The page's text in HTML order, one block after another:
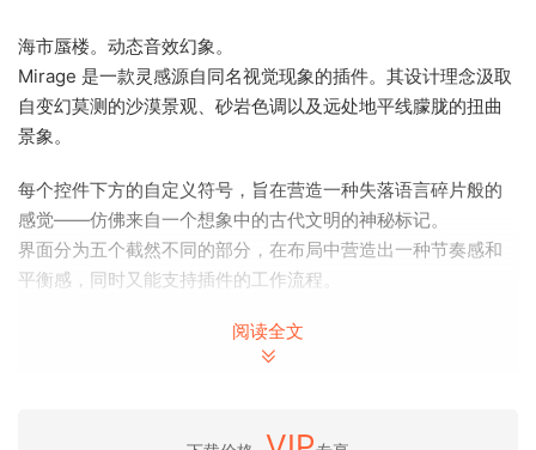
海市蜃楼。动态音效幻象。
Mirage 是一款灵感源自同名视觉现象的插件。其设计理念汲取
自变幻莫测的沙漠景观、砂岩色调以及远处地平线朦胧的扭曲
景象。
每个控件下方的自定义符号，旨在营造一种失落语言碎片般的
感觉——仿佛来自一个想象中的古代文明的神秘标记。
界面分为五个截然不同的部分，在布局中营造出一种节奏感和
平衡感，同时又能支持插件的工作流程。
从此不再为灵感枯竭而烦恼。
您可以直接导入、拖放或实时录制到插件中，即使是最简单的
阅读全文